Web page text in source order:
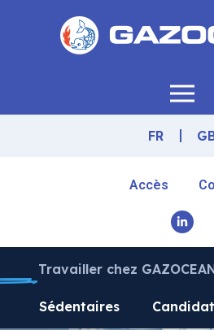
FR
Accès
Travailler chez
Sédentaires